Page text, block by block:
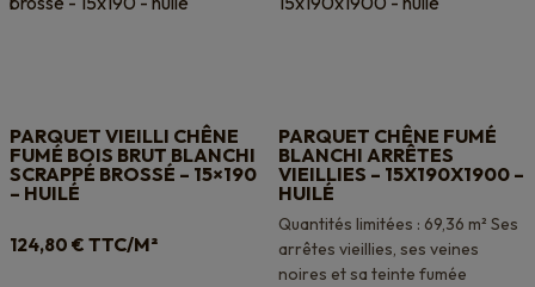
PARQUET VIEILLI CHÊNE
FUMÉ BOIS BRUT BLANCHI
SCRAPPÉ BROSSÉ – 15×190
– HUILÉ
124,80 € TTC/M²
PARQUET CHÊNE FUMÉ
BLANCHI ARRÊTES
VIEILLIES – 15X190X1900 –
HUILÉ
Quantités limitées : 69,36 m² Ses
arrêtes vieillies, ses veines
noires et sa teinte fumée